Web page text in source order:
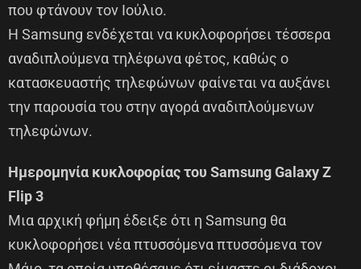
που φτάνουν τον Ιούλιο.
Η Samsung ενδέχεται να κυκλοφορήσει τέσσερα
αναδιπλούμενα τηλέφωνα φέτος, καθώς ο
κατασκευαστής τηλεφώνων φαίνεται να αυξάνει
την παρουσία του στην αγορά αναδιπλούμενων
τηλεφώνων.
Ημερομηνία κυκλοφορίας του Samsung Galaxy Z
Flip 3
Μια αρχική φήμη έδειξε ότι η Samsung θα
κυκλοφορήσει νέα πτυσσόμενα πτυσσόμενα τον